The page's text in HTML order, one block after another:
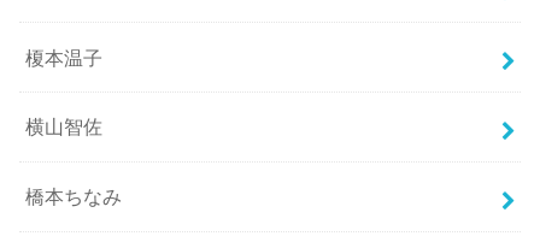
榎本温子
横山智佐
橋本ちなみ